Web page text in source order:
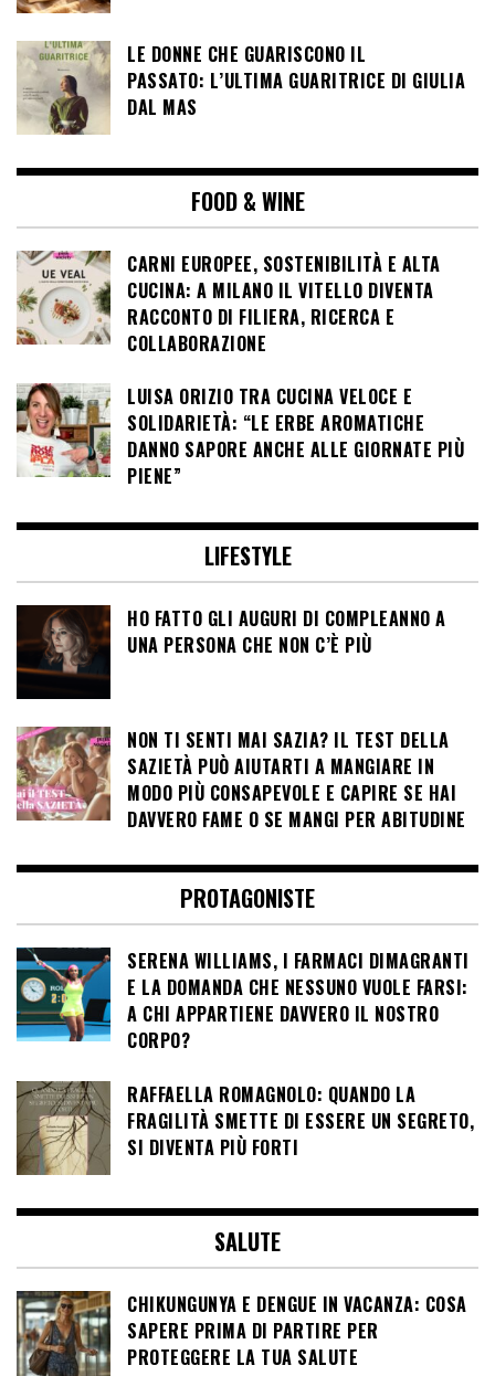
LE DONNE CHE GUARISCONO IL
PASSATO: L’ULTIMA GUARITRICE DI GIULIA
DAL MAS
FOOD & WINE
CARNI EUROPEE, SOSTENIBILITÀ E ALTA
CUCINA: A MILANO IL VITELLO DIVENTA
RACCONTO DI FILIERA, RICERCA E
COLLABORAZIONE
LUISA ORIZIO TRA CUCINA VELOCE E
SOLIDARIETÀ: “LE ERBE AROMATICHE
DANNO SAPORE ANCHE ALLE GIORNATE PIÙ
PIENE”
LIFESTYLE
HO FATTO GLI AUGURI DI COMPLEANNO A
UNA PERSONA CHE NON C’È PIÙ
NON TI SENTI MAI SAZIA? IL TEST DELLA
SAZIETÀ PUÒ AIUTARTI A MANGIARE IN
MODO PIÙ CONSAPEVOLE E CAPIRE SE HAI
DAVVERO FAME O SE MANGI PER ABITUDINE
PROTAGONISTE
SERENA WILLIAMS, I FARMACI DIMAGRANTI
E LA DOMANDA CHE NESSUNO VUOLE FARSI:
A CHI APPARTIENE DAVVERO IL NOSTRO
CORPO?
RAFFAELLA ROMAGNOLO: QUANDO LA
FRAGILITÀ SMETTE DI ESSERE UN SEGRETO,
SI DIVENTA PIÙ FORTI
SALUTE
CHIKUNGUNYA E DENGUE IN VACANZA: COSA
SAPERE PRIMA DI PARTIRE PER
PROTEGGERE LA TUA SALUTE